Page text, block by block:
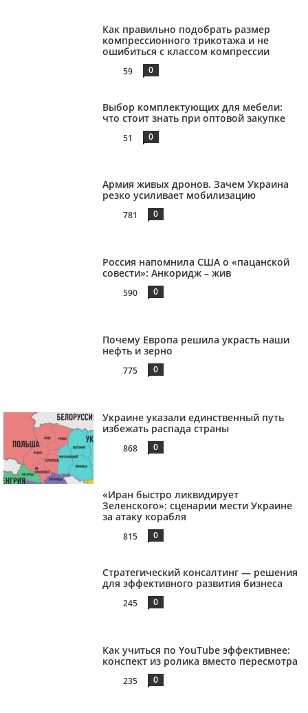
Как правильно подобрать размер
компрессионного трикотажа и не
ошибиться с классом компрессии
59 0
Выбор комплектующих для мебели:
что стоит знать при оптовой закупке
51 0
Армия живых дронов. Зачем Украина
резко усиливает мобилизацию
781 0
Россия напомнила США о «пацанской
совести»: Анкоридж – жив
590 0
Почему Европа решила украсть наши
нефть и зерно
775 0
Украине указали единственный путь
избежать распада страны
868 0
«Иран быстро ликвидирует
Зеленского»: сценарии мести Украине
за атаку корабля
815 0
Стратегический консалтинг — решения
для эффективного развития бизнеса
245 0
Как учиться по YouTube эффективнее:
конспект из ролика вместо пересмотра
235 0